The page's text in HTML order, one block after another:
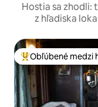
Hostia sa zhodli:
z hľadiska
Najobľúbenejšie
Obľúbené medzi